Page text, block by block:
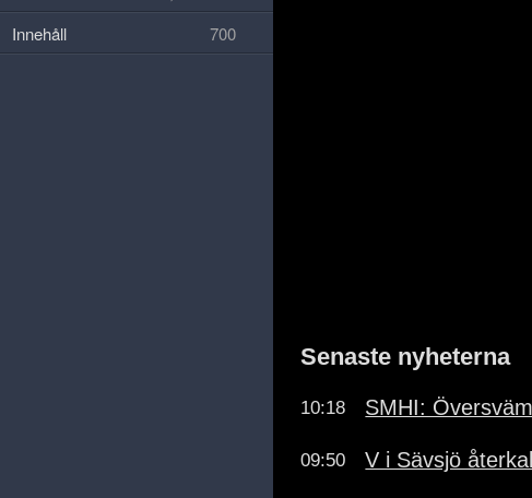
Senaste nyheterna
10:18 SMHI:
09:50 V i Sävsjö
Innehåll
700